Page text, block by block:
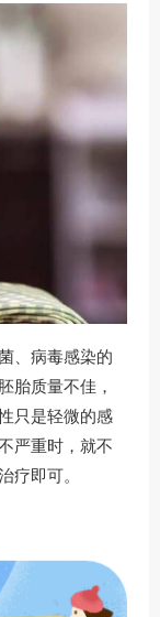
、病毒感染的
胎质量不佳，
只是轻微的感
严重时，就不
疗即可。